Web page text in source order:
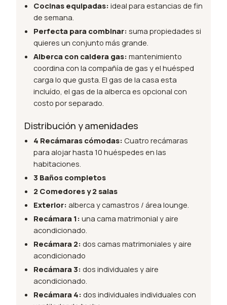
Cocinas equipadas: ideal para estancias de fin
de semana.
Perfecta para combinar: suma propiedades si
quieres un conjunto más grande.
Alberca con caldera gas: mantenimiento
coordina con la compañía de gas y el huésped
carga lo que gusta. El gas de la casa esta
incluído, el gas de la alberca es opcional con
costo por separado.
Distribución y amenidades
4 Recámaras cómodas: Cuatro recámaras
para alojar hasta 10 huéspedes en las
habitaciones.
3 Baños completos
2 Comedores y 2 salas
Exterior: alberca y camastros / área lounge.
Recámara 1: una cama matrimonial y aire
acondicionado.
Recámara 2: dos camas matrimoniales y aire
acondicionado
Recámara 3: dos individuales y aire
acondicionado.
Recámara 4: dos individuales individuales con